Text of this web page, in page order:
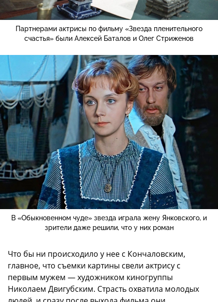
Партнерами актрисы по фильму «Звезда пленительного
счастья» были Алексей Баталов и Олег Стриженов
В «Обыкновенном чуде» звезда играла жену Янковского, и
зрители даже решили, что у них роман
Что бы ни происходило у нее с Кончаловским,
главное, что съемки картины свели актрису с
первым мужем — художником киногруппы
Николаем Двигубским. Страсть охватила молодых